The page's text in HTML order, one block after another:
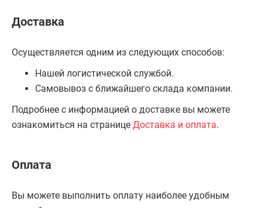
Доставка
Осуществляется одним из следующих способов:
Нашей логистической службой.
Самовывоз с ближайшего склада компании.
Подробнее с информацией о доставке вы можете
ознакомиться на странице Доставка и оплата.
Оплата
Вы можете выполнить оплату наиболее удобным